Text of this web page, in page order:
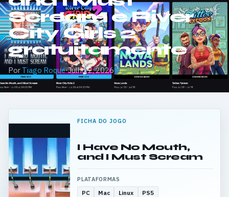
Scream e River
City Girls 2
gratuitamente
Por Tiago Roque·Julho 2, 2026
FICHA DO JOGO
I Have No Mouth,
and I Must Scream
PLATAFORMAS
PC Mac Linux
PS5